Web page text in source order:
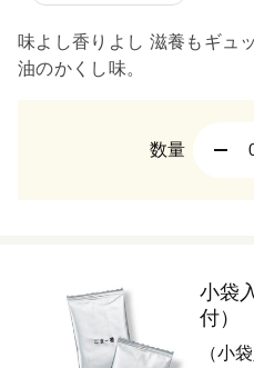
味よし香りよし 滋養もギュ
油のかくし味。
数量
小袋
付）
（小